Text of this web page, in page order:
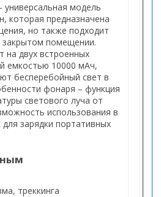
универсальная модель
которая предназначена
но также подходит
закрытом помещении.
на двух встроенных
емкостью 10000 мАч,
бесперебойный свет в
фонаря – функция
светового луча от
использования в
зарядки портативных
треккинга